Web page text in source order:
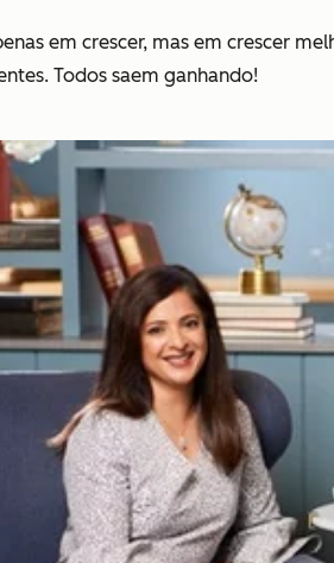
em crescer, mas em crescer
Todos saem ganhando!